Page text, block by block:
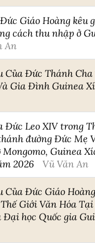
Giáo Hoàng kêu
cách thu nhập ở
An
Của Đức Thánh
Gia Đình Guinea
Đức Leo XIV trong
đường Đức Mẹ
Mongomo, Guinea
2026
Vũ Văn An
Của Đức Giáo
Giới Văn Hóa
Đại học Quốc gia